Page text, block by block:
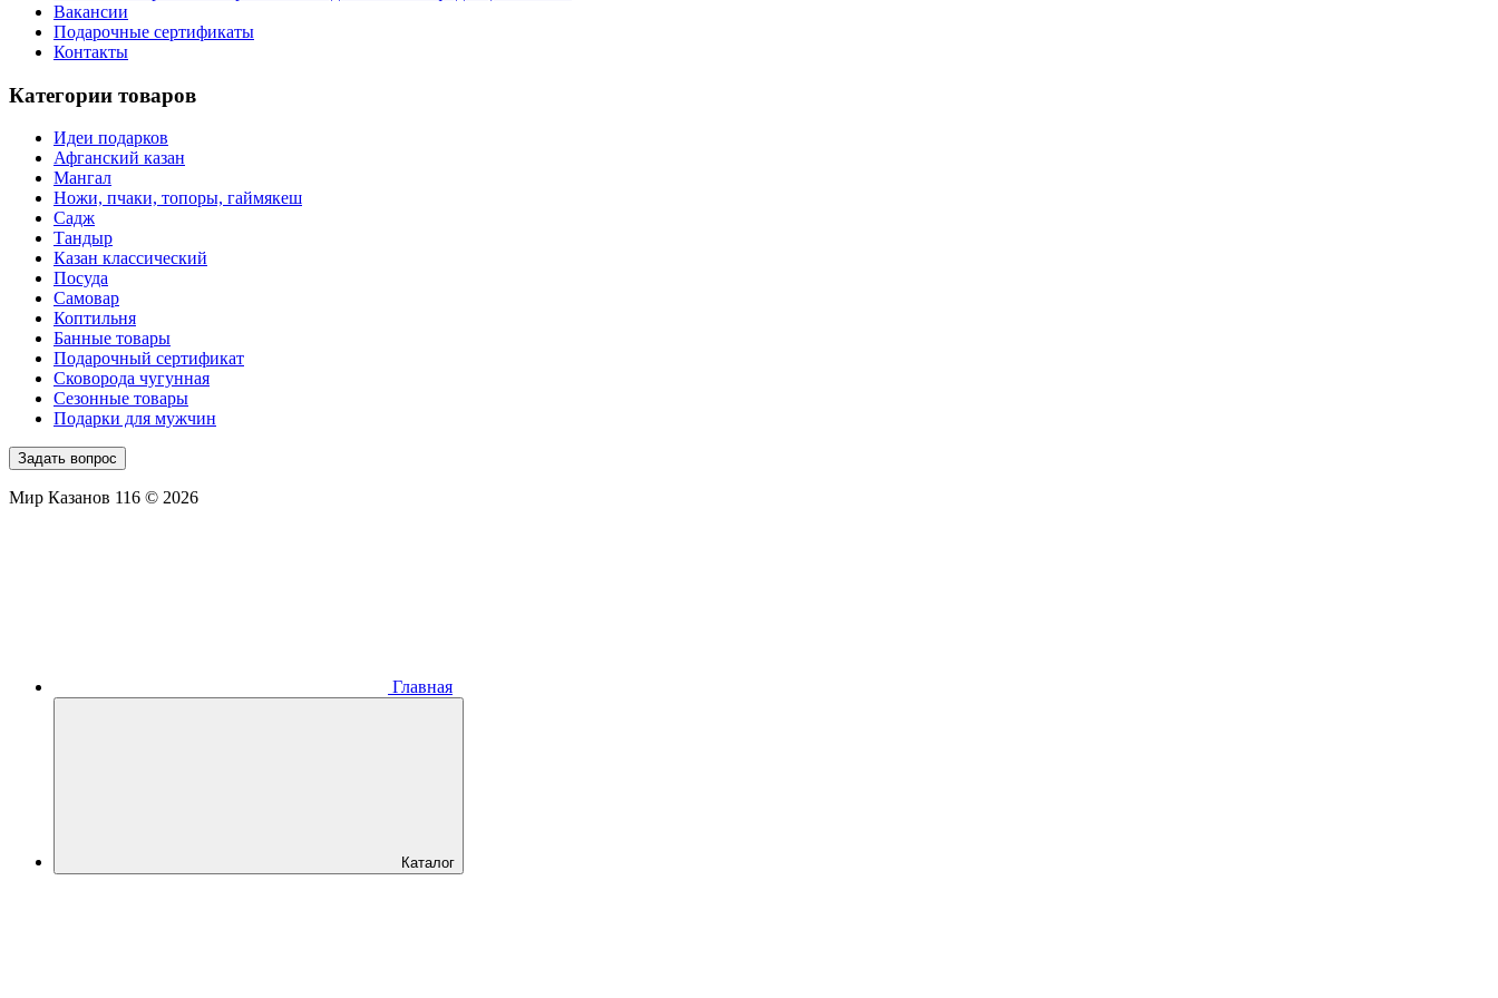
Вакансии
Подарочные сертификаты
Контакты
Категории товаров
Идеи подарков
Афганский казан
Мангал
Ножи, пчаки, топоры, гаймякеш
Садж
Тандыр
Казан классический
Посуда
Самовар
Коптильня
Банные товары
Подарочный сертификат
Сковорода чугунная
Сезонные товары
Подарки для мужчин
Задать вопрос
Мир Казанов 116 © 2026
Главная
Каталог